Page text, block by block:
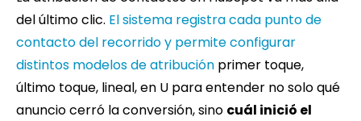
del último clic. El sistema registra cada punto de
contacto del recorrido y permite configurar
distintos modelos de atribución primer toque,
último toque, lineal, en U para entender no solo qué
anuncio cerró la conversión, sino cuál inició el